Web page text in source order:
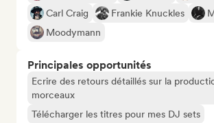
Carl Craig
Frankie Knuckles
Moodymann
Principales opportunités
Ecrire des retours détaillés sur la
morceaux
Télécharger les titres pour mes DJ sets